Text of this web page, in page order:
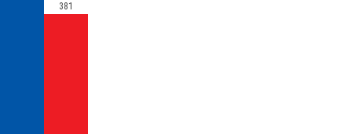
381